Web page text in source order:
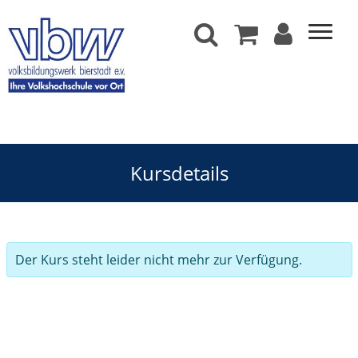
Kursdetails
Der Kurs steht leider nicht mehr zur Verfügung.